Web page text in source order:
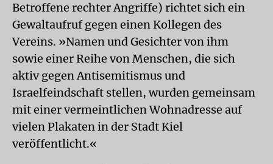
Betroffene rechter Angriffe) richtet sich ein
Gewaltaufruf gegen einen Kollegen des
Vereins. »Namen und Gesichter von ihm
sowie einer Reihe von Menschen, die sich
aktiv gegen Antisemitismus und
Israelfeindschaft stellen, wurden gemeinsam
mit einer vermeintlichen Wohnadresse auf
vielen Plakaten in der Stadt Kiel
veröffentlicht.«